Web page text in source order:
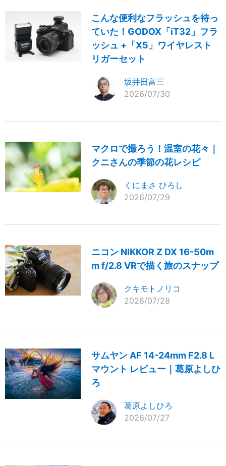
こんな便利なフラッシュを待っ
ていた！GODOX「iT32」フラ
ッシュ +「X5」ワイヤレスト
リガーセット
坂井田富三
2026/07/30
マクロで撮ろう！温室の花々｜
クニさんの季節の花レシピ
くにまさ ひろし
2026/07/29
ニコン NIKKOR Z DX 16-50m
m f/2.8 VRで描く旅のスナップ
クキモトノリコ
2026/07/28
サムヤン AF 14-24mm F2.8 L
マウント レビュー｜葛原よしひ
ろ
葛原よしひろ
2026/07/27